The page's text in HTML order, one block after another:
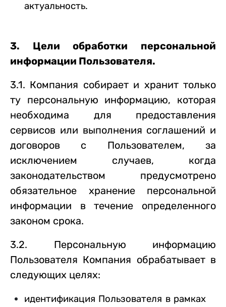
актуальность.
3. Цели обработки персональной
информации Пользователя.
3.1. Компания собирает и хранит только
ту персональную информацию, которая
необходима для предоставления
сервисов или выполнения соглашений и
договоров с Пользователем, за
исключением случаев, когда
законодательством предусмотрено
обязательное хранение персональной
информации в течение определенного
законом срока.
3.2. Персональную информацию
Пользователя Компания обрабатывает в
следующих целях:
идентификация Пользователя в рамках